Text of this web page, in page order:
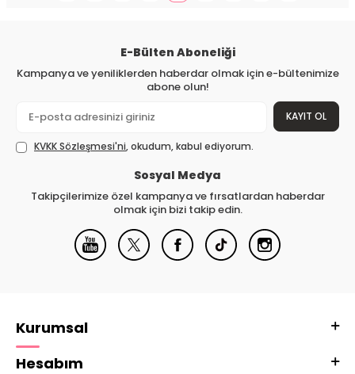
E-Bülten Aboneliği
Kampanya ve yeniliklerden haberdar olmak için e-bültenimize
abone olun!
KAYIT OL
KVKK Sözleşmesi'ni, okudum, kabul ediyorum.
Sosyal Medya
Takipçilerimize özel kampanya ve fırsatlardan haberdar
olmak için bizi takip edin.
Kurumsal
Hesabım